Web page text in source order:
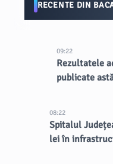
RECENTE DIN
09:22
Rezultatele
publicate
08:22
Spitalul
lei în